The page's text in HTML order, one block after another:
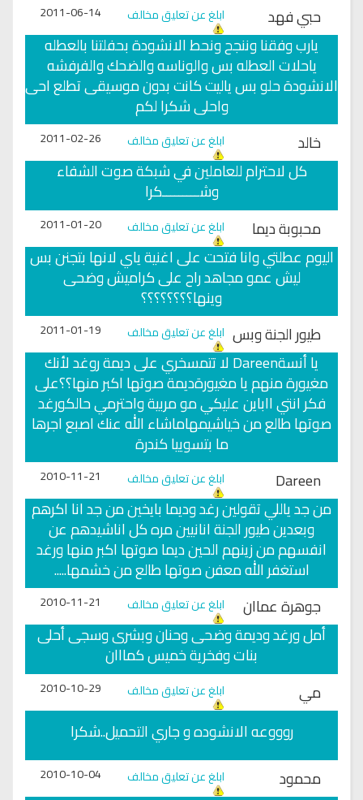
حبي فهد
ابلغ عن تعليق مخالف 2011-06-14
يارب وفقنا وننجح ونحط الانشودة بحفلتنا بالعطله
ياحلات العطله بس والوناسه والضحك والفرفشه
الانشودة حلو بس ياليت كانت بدون موسيقى تطلع احى
واحلى شكرا لكم
خالد
ابلغ عن تعليق مخالف 2011-02-26
كل لاحترام للعاملين في شبكة صوت الشفاء
وشـــــــــكرا
محبوبة ديما
ابلغ عن تعليق مخالف 2011-01-20
اليوم عطلتي وانا فتحت على اغنية ياي لانها بتجنن بس
ليش عمو مجاهد راح على كراميش وضحى
وينها؟؟؟؟؟؟؟؟
طيور الجنة وبس ابلغ عن تعليق مخالف 2011-01-19
يا أنسةDareen لا تتمسخري على ديمة روغد لأنك
مغيورة منهم يا مغيورةديمة صوتها اكبر منها؟؟على
فكر انتي ااباين عليكي مو مربية واحترمي حالكورغد
صوتها طالع من خياشيمهاماشاء الله عنك اصبع اجرها
ما بتسوييا كندرة
Dareen
ابلغ عن تعليق مخالف 2010-11-21
من جد ياللي تقولين رغد وديما بايخين من جد انا اكرهم
وبعدين طيور الجنة انانيين مره كل اناشيدهم عن
انفسهم من زينهم الحين ديما صوتها اكبر منها ورغد
استغفر الله معفن صوتها طالع من خشمها.....
جوهرة عماان
ابلغ عن تعليق مخالف 2010-11-21
أمل ورغد وديمة وضحى وحنان وبشرى وسجى أحلى
بنات وفخرية خميس كمااان
مي
ابلغ عن تعليق مخالف 2010-10-29
روووعه الانشوده و جاري التحميل..شكرا
محمود
ابلغ عن تعليق مخالف 2010-10-04